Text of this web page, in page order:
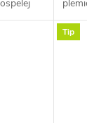
a
v
Tip